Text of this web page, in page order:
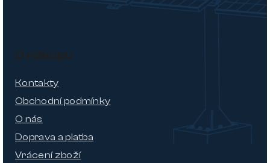
O nákupu
Kontakty
Obchodní podmínky
O nás
Doprava a platba
Vrácení zboží